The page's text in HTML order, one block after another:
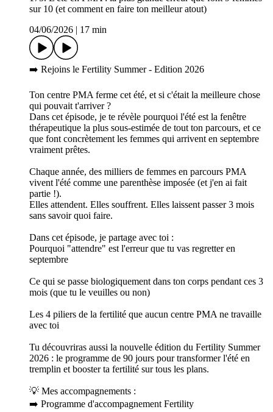
sur 10 (et comment en faire ton meilleur atout)
04/06/2026
17 min
➡️ Rejoins le Fertility Summer - Edition 2026
Ton centre PMA ferme cet été, et si c'était la meilleure chose
qui pouvait t'arriver ?
Dans cet épisode, je te révèle pourquoi l'été est la fenêtre
thérapeutique la plus sous-estimée de tout ton parcours, et ce
que font concrètement les femmes qui arrivent en septembre
vraiment prêtes.
Chaque année, des milliers de femmes en parcours PMA
vivent l'été comme une parenthèse imposée (et j'en ai fait
partie !).
Elles attendent. Elles souffrent. Elles laissent passer 3 mois
sans savoir quoi faire.
Dans cet épisode, je partage avec toi :
Pourquoi "attendre" est l'erreur que tu vas regretter en
septembre
Ce qui se passe biologiquement dans ton corps pendant ces 3
mois (que tu le veuilles ou non)
Les 4 piliers de la fertilité que aucun centre PMA ne travaille
avec toi
Tu découvriras aussi la nouvelle édition du Fertility Summer
2026 : le programme de 90 jours pour transformer l'été en
tremplin et booster ta fertilité sur tous les plans.
💡 Mes accompagnements :
➡️ Programme d'accompagnement Fertility